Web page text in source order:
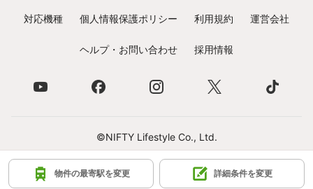
物件の最寄駅を変更 詳細条件を変更
対応機種 個人情報保護ポリシー 利用規約 運営会社
ヘルプ・お問い合わせ 採用情報
©NIFTY Lifestyle Co., Ltd.